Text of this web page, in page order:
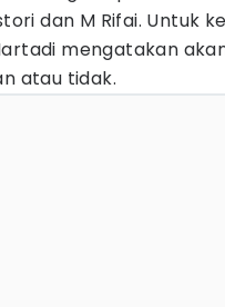
dan M Rifai. Untuk
mengatakan
atau tidak.